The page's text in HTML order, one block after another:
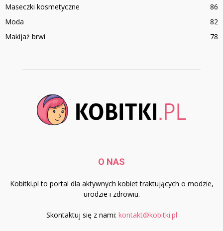
Maseczki kosmetyczne
86
Moda
82
Makijaż brwi
78
O NAS
Kobitki.pl to portal dla aktywnych kobiet traktujących o modzie,
urodzie i zdrowiu.
Skontaktuj się z nami: kontakt@kobitki.pl